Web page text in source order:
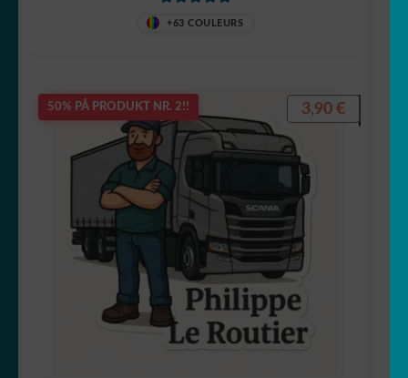
+63 COULEURS
50% PÅ PRODUKT NR. 2!! 3,90 €